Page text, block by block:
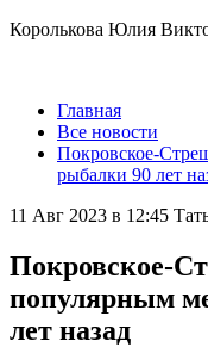
Королькова Юлия
Главная
Все новости
Покровское-
рыбалки 90 лет
11 Авг 2023 в 12:45
Покровское-
популярным
лет назад